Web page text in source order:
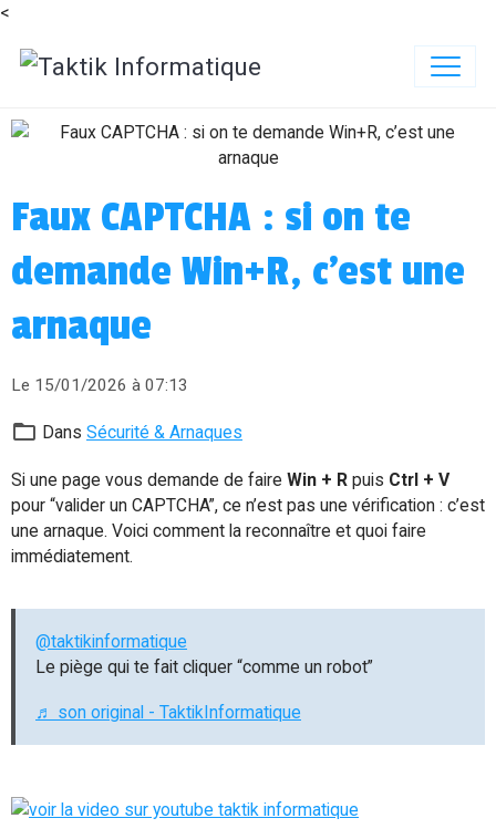
<
Faux CAPTCHA : si on te
demande Win+R, c’est une
arnaque
Le 15/01/2026 à 07:13
Dans Sécurité & Arnaques
Si une page vous demande de faire Win + R puis Ctrl + V
pour “valider un CAPTCHA”, ce n’est pas une vérification : c’est
une arnaque. Voici comment la reconnaître et quoi faire
immédiatement.
@taktikinformatique
Le piège qui te fait cliquer “comme un robot”
♬ son original - TaktikInformatique